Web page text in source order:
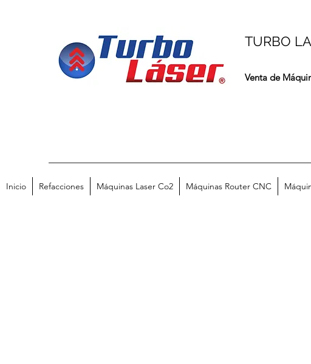
TURBO
Venta de
Inicio Refacciones Máquinas Laser Co2 Máquinas Router CNC